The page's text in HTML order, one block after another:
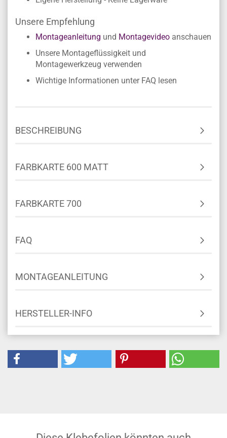
Unsere Empfehlung
Montageanleitung und Montagevideo anschauen
Unsere Montageflüssigkeit und
Montagewerkzeug verwenden
Wichtige Informationen unter FAQ lesen
BESCHREIBUNG
FARBKARTE 600 MATT
FARBKARTE 700
FAQ
MONTAGEANLEITUNG
HERSTELLER-INFO